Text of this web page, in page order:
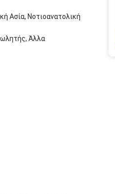
Ασία, Νοτιοανατολική
Άλλα